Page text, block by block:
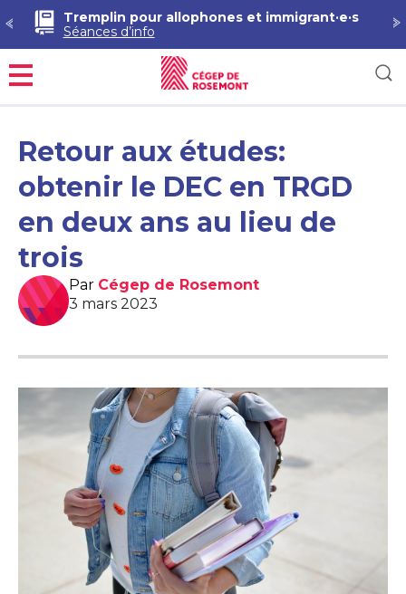
Démarche RAC en Techniques de pharmacie
Séances d’information
Menu
Retour aux études:
obtenir le DEC en TRGD
en deux ans au lieu de
trois
Par Cégep de Rosemont
3 mars 2023